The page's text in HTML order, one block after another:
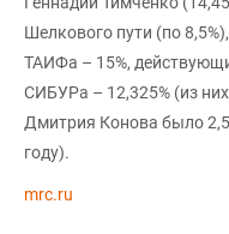
Шелкового пути (по
ТАИФа – 15%,
СИБУРа – 12,325% (из
Дмитрия Конова было
году).
mrc.ru